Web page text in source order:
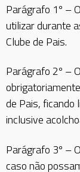
Parágrafo 1º –
utilizar durante
Clube de Pais.
Parágrafo 2º –
de Pais, ficando
inclusive
Parágrafo 3º –
caso não